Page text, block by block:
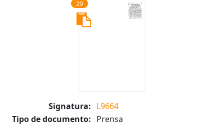
29
Signatura: L9664
Tipo de documento: Prensa